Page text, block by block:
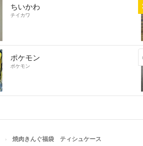
ちいかわ
チイカワ
ポケモン
ポケモン
焼肉きんぐ福袋 ティシュケース